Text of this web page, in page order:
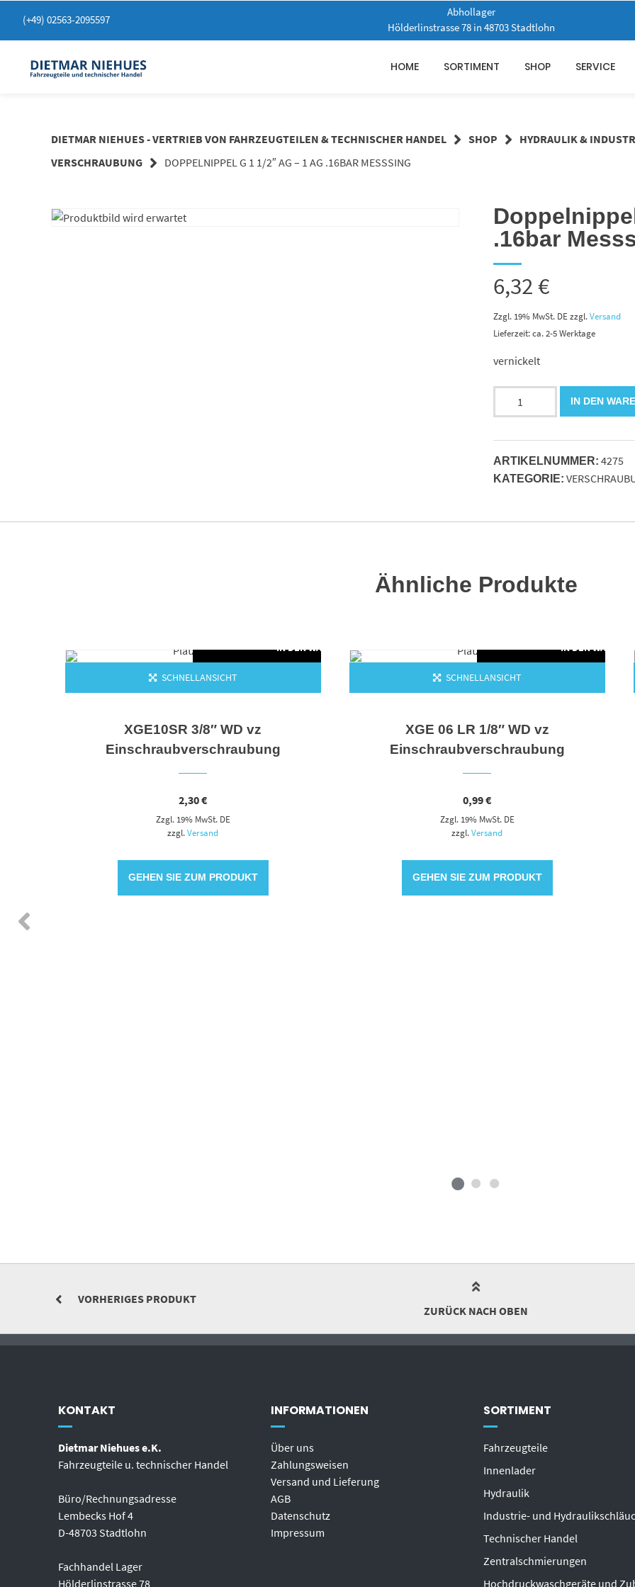
zum
(+49) 02563-2095597
Abhollager
Hölderlinstrasse 78 in 48703 Stadtlohn
HOME SORTIMENT SHOP SERVICE
DIETMAR NIEHUES - VERTRIEB VON FAHRZEUGTEILEN & TECHNISCHER HANDEL SHOP
HYDRAULIK &
VERSCHRAUBUNG
DOPPELNIPPEL G 1 1/2″ AG – 1 AG .16BAR MESSSING
.16bar
6,32€
Zzgl. 19% MwSt. DE zzgl.Versand
Lieferzeit: ca. 2-5 Werktage
vernickelt
1/2"
AG
-
IN DEN
ARTIKELNUMMER: 4275
KATEGORIE:
Ähnliche Produkte
IN DEN WARENKORB
SCHNELLANSICHT
XGE10SR 3/8″ WD vz
Einschraubverschraubung
2,30€
Zzgl. 19% MwSt. DE
zzgl.Versand
GEHEN SIE ZUM PRODUKT
IN DEN
SCHNELLANSICHT
XGE 06 LR 1/8″ WD vz
Einschraubverschraubung
0,99€
Zzgl. 19% MwSt. DE
zzgl.Versand
GEHEN SIE ZUM PRODUKT
VORHERIGES PRODUKT
ZURÜCK NACH OBEN
KONTAKT
Dietmar Niehues e.K.
Fahrzeugteile u. technischer Handel
Büro/Rechnungsadresse
Lembecks Hof 4
D-48703 Stadtlohn
Fachhandel Lager
Hölderlinstrasse 78
INFORMATIONEN
Über uns
Zahlungsweisen
Versand und Lieferung
AGB
Datenschutz
Impressum
SORTIMENT
Fahrzeugteile
Innenlader
Hydraulik
Industrie- und
Technischer Handel
Zentralschmierungen
Hochdruckwaschgeräte und